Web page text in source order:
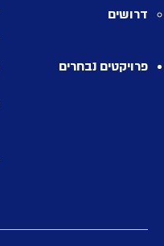
דרושים
פרויקטים נבחרים